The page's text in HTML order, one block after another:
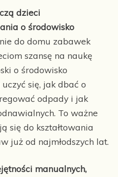
dzieci
o środowisko
do domu zabawek
szansę na naukę
o środowisko
się, jak dbać o
odpady i jak
To ważne
się do kształtowania
już od najmłodszych lat.
manualnych,